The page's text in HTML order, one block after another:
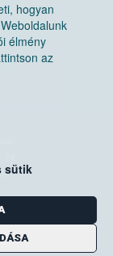
hogyan
élmény
az
sütik